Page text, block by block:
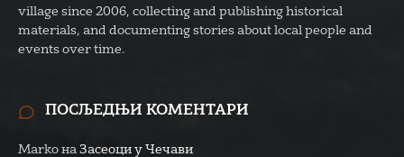
village since 2006, collecting and publishing historical
materials, and documenting stories about local people and
events over time.
ПОСЉЕДЊИ КОМЕНТАРИ
Marko на Засеоци у Чечави